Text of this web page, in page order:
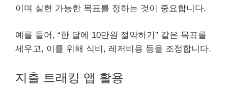
이며 실현 가능한 목표를 정하는 것이 중요합니다.
예를 들어, “한 달에 10만원 절약하기” 같은 목표를
세우고, 이를 위해 식비, 레저비용 등을 조정합니다.
지출 트래킹 앱 활용